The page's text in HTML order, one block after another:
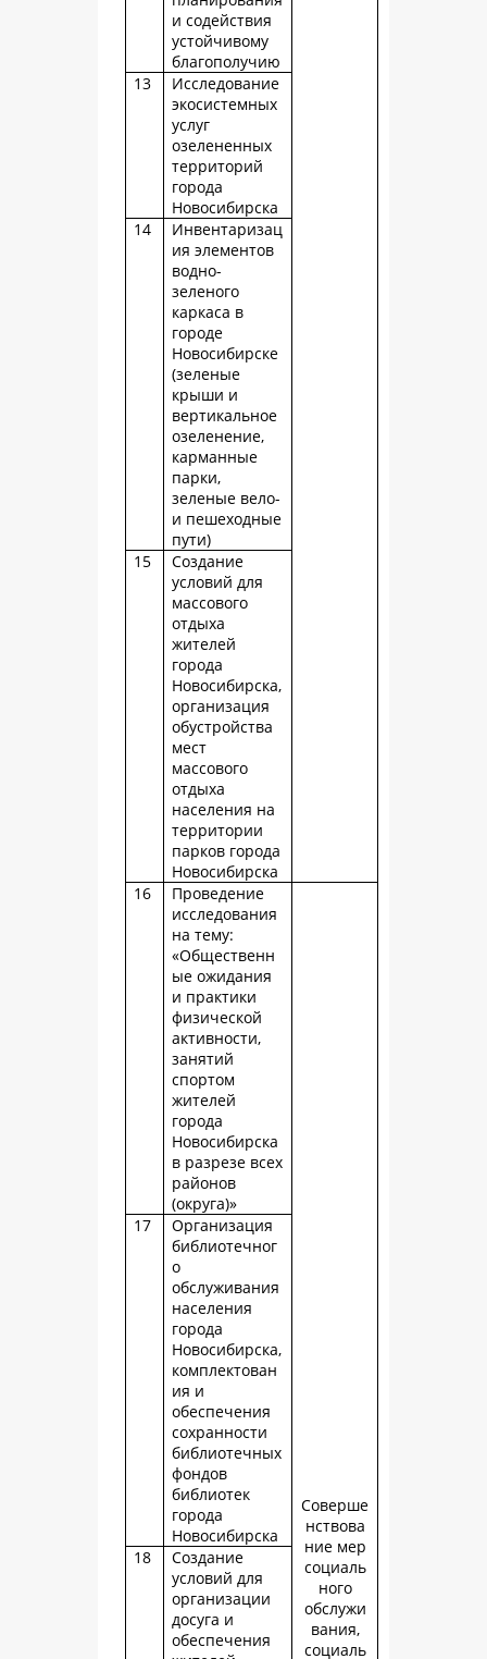
и содействия
устойчивому
благополучию
13
Исследование
экосистемных
услуг
озелененных
территорий
города
Новосибирска
14
Инвентаризац
ия элементов
водно-
зеленого
каркаса в
городе
Новосибирске
(зеленые
крыши и
вертикальное
озеленение,
карманные
парки,
зеленые вело-
и пешеходные
пути)
15
Создание
условий для
массового
отдыха
жителей
города
Новосибирска,
организация
обустройства
мест
массового
отдыха
населения на
территории
парков города
Новосибирска
16
Проведение
исследования
на тему:
«Общественн
ые ожидания
и практики
физической
активности,
занятий
спортом
жителей
города
Новосибирска
в разрезе всех
районов
(округа)»
Соверше
нствова
ние мер
социаль
ного
обслужи
вания,
социаль
17
Организация
библиотечног
о
обслуживания
населения
города
Новосибирска,
комплектован
ия и
обеспечения
сохранности
библиотечных
фондов
библиотек
города
Новосибирска
18
Создание
условий для
организации
досуга и
обеспечения